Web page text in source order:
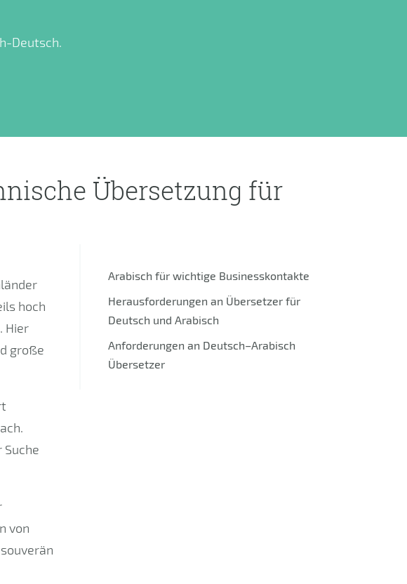
Deutsch.
Übersetzung für
hoch
Hier
große
von
Arabisch für wichtige Businesskontakte
Herausforderungen an Übersetzer für
Deutsch und Arabisch
Anforderungen an Deutsch–Arabisch
Übersetzer